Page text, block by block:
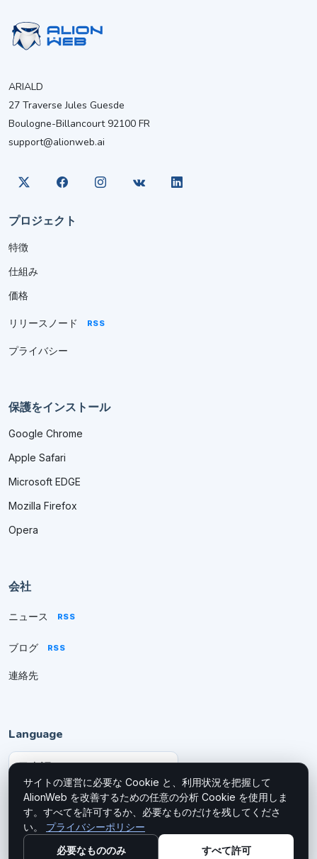
ARIALD
27 Traverse Jules Guesde
Boulogne-Billancourt 92100 FR
support@alionweb.ai
プロジェクト
特徴
仕組み
価格
リリースノード RSS
プライバシー
保護をインストール
Google Chrome
Apple Safari
Microsoft EDGE
Mozilla Firefox
Opera
会社
ニュース RSS
ブログ RSS
連絡先
Language
© 2026
サイトの運営に必要な Cookie と、利用状況を把握して
AlionWeb を改善するための任意の分析 Cookie を使用しま
す。すべてを許可するか、必要なものだけを残してくださ
い。 プライバシーポリシー
必要なもののみ
すべて許可